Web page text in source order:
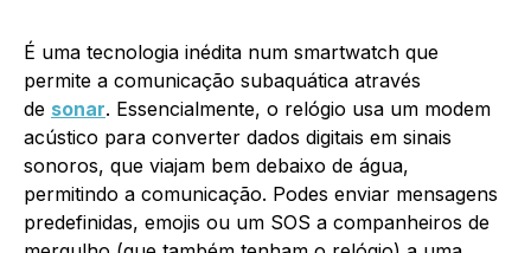
É uma tecnologia inédita num smartwatch que
permite a comunicação subaquática através
de sonar. Essencialmente, o relógio usa um modem
acústico para converter dados digitais em sinais
sonoros, que viajam bem debaixo de água,
permitindo a comunicação. Podes enviar mensagens
predefinidas, emojis ou um SOS a companheiros de